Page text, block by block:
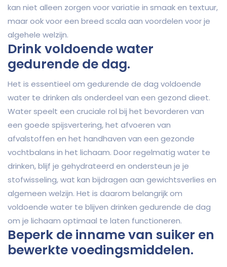
kan niet alleen zorgen voor variatie in smaak en textuur,
maar ook voor een breed scala aan voordelen voor je
algehele welzijn.
Drink voldoende water
gedurende de dag.
Het is essentieel om gedurende de dag voldoende
water te drinken als onderdeel van een gezond dieet.
Water speelt een cruciale rol bij het bevorderen van
een goede spijsvertering, het afvoeren van
afvalstoffen en het handhaven van een gezonde
vochtbalans in het lichaam. Door regelmatig water te
drinken, blijf je gehydrateerd en ondersteun je je
stofwisseling, wat kan bijdragen aan gewichtsverlies en
algemeen welzijn. Het is daarom belangrijk om
voldoende water te blijven drinken gedurende de dag
om je lichaam optimaal te laten functioneren.
Beperk de inname van suiker en
bewerkte voedingsmiddelen.